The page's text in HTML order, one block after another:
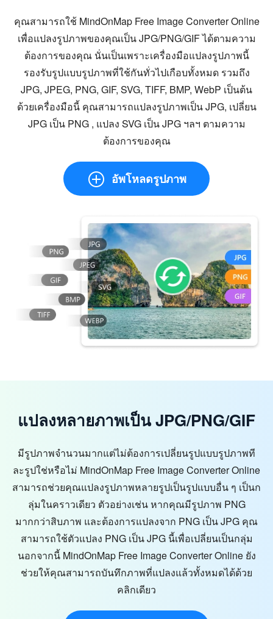
คุณสามารถใช้ MindOnMap Free Image Converter Online
เพื่อแปลงรูปภาพของคุณเป็น JPG/PNG/GIF ได้ตามความ
ต้องการของคุณ นั่นเป็นเพราะเครื่องมือแปลงรูปภาพนี้
รองรับรูปแบบรูปภาพที่ใช้กันทั่วไปเกือบทั้งหมด รวมถึง
JPG, JPEG, PNG, GIF, SVG, TIFF, BMP, WebP เป็นต้น
ด้วยเครื่องมือนี้ คุณสามารถแปลงรูปภาพเป็น JPG, เปลี่ยน
JPG เป็น PNG , แปลง SVG เป็น JPG ฯลฯ ตามความ
ต้องการของคุณ
อัพโหลดรูปภาพ
แปลงหลายภาพเป็น JPG/PNG/GIF
มีรูปภาพจำนวนมากแต่ไม่ต้องการเปลี่ยนรูปแบบรูปภาพที
ละรูปใช่หรือไม่ MindOnMap Free Image Converter Online
สามารถช่วยคุณแปลงรูปภาพหลายรูปเป็นรูปแบบอื่น ๆ เป็นก
ลุ่มในคราวเดียว ตัวอย่างเช่น หากคุณมีรูปภาพ PNG
มากกว่าสิบภาพ และต้องการแปลงจาก PNG เป็น JPG คุณ
สามารถใช้ตัวแปลง PNG เป็น JPG นี้เพื่อเปลี่ยนเป็นกลุ่ม
นอกจากนี้ MindOnMap Free Image Converter Online ยัง
ช่วยให้คุณสามารถบันทึกภาพที่แปลงแล้วทั้งหมดได้ด้วย
คลิกเดียว